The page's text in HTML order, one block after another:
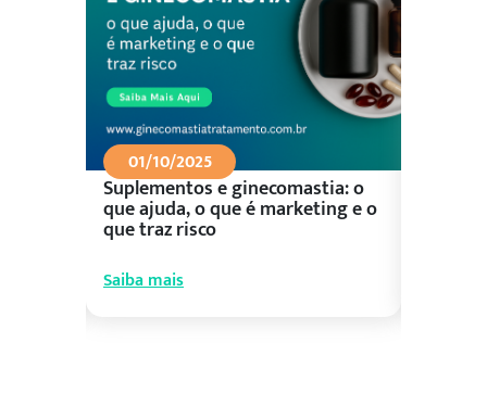
01/10/2025
Suplementos e ginecomastia: o
que ajuda, o que é marketing e o
que traz risco
Saiba mais